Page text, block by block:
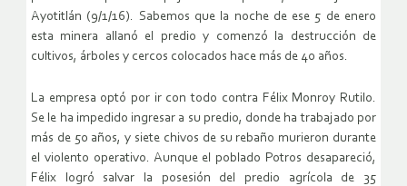
Ayotitlán (9/1/16). Sabemos que la noche de ese 5 de enero
esta minera allanó el predio y comenzó la destrucción de
cultivos, árboles y cercos colocados hace más de 40 años.
La empresa optó por ir con todo contra Félix Monroy Rutilo.
Se le ha impedido ingresar a su predio, donde ha trabajado por
más de 50 años, y siete chivos de su rebaño murieron durante
el violento operativo. Aunque el poblado Potros desapareció,
Félix logró salvar la posesión del predio agrícola de 35